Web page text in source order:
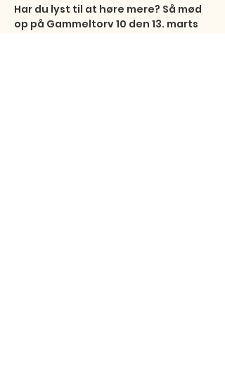
Har du lyst til at høre mere? Så mød
op på Gammeltorv 10 den 13. marts